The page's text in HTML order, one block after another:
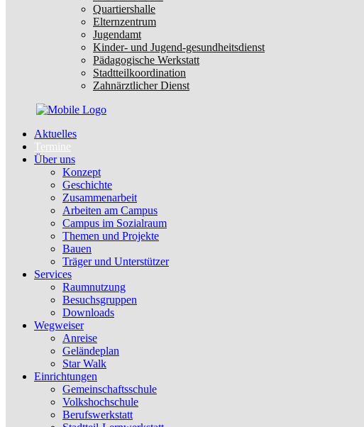
Quartiershalle
Elternzentrum
Jugendamt
Kinder- und Jugend-gesundheitsdienst
Pädagogische Werkstatt
Stadtteilkoordination
Zahnärztlicher Dienst
Aktuelles
Termine
Über uns
Konzept
Geschichte
Zusammenarbeit
Arbeiten am Campus
Campus im Sozialraum
Themen und Projekte
Bauen
Träger und Unterstützer
Services
Raumnutzung
Besuchsgruppen
Downloads
Wegweiser
Anreise
Geländeplan
Star Walk
Einrichtungen
Gemeinschaftsschule
Volkshochschule
Berufswerkstatt